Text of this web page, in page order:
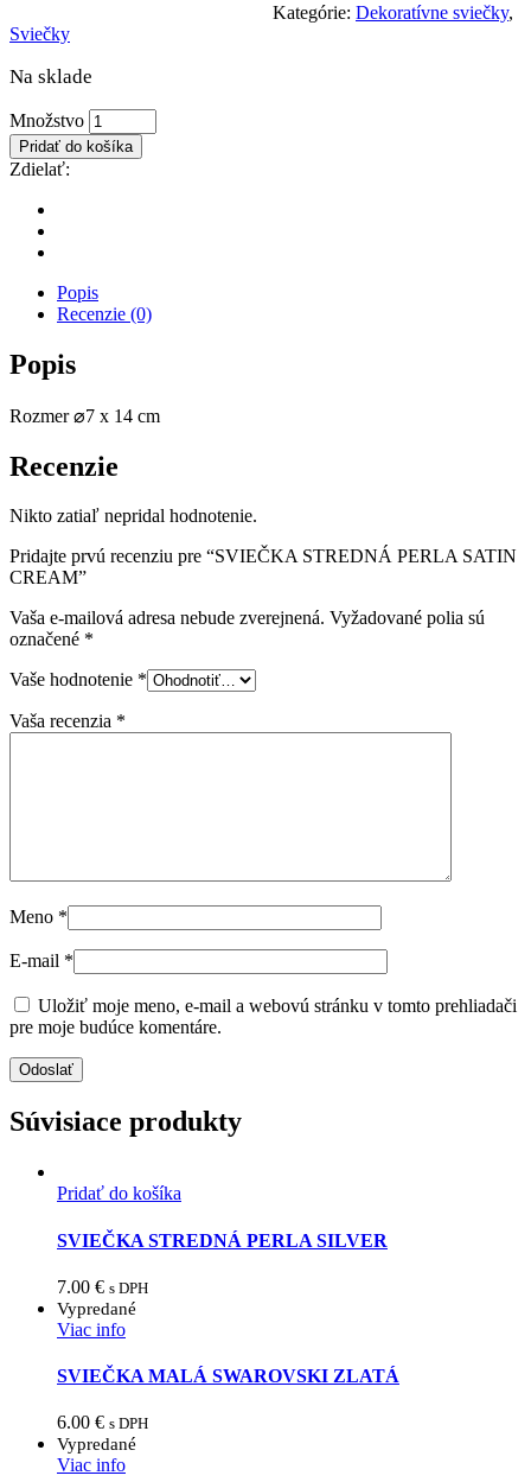
Kategórie: Dekoratívne sviečky,
Sviečky
Na sklade
SVIEČKA
STREDNÁ
PERLA
SATIN
CREAM
množstvo
Množstvo
Pridať do košíka
Zdielať:
Popis
Recenzie (0)
Popis
Rozmer ⌀7 x 14 cm
Recenzie
Nikto zatiaľ nepridal hodnotenie.
Pridajte prvú recenziu pre “SVIEČKA STREDNÁ PERLA SATIN
CREAM”
Vaša e-mailová adresa nebude zverejnená. Vyžadované polia sú
označené *
Vaše hodnotenie *
Vaša recenzia *
Meno *
E-mail *
Uložiť moje meno, e-mail a webovú stránku v tomto prehliadači
pre moje budúce komentáre.
Súvisiace produkty
Pridať do košíka
SVIEČKA STREDNÁ PERLA SILVER
7.00 € s DPH
Vypredané
Viac info
SVIEČKA MALÁ SWAROVSKI ZLATÁ
6.00 € s DPH
Vypredané
Viac info